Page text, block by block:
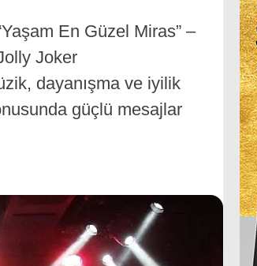
En Güzel Miras” –
Joker
dayanışma ve iyilik
güçlü mesajlar